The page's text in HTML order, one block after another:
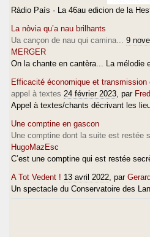
Ràdio País · La 46au edicion de la
La nòvia qu’a nau brilhants
Ua cançon de nau qui camina...
9
MERGER
On la chante en cantèra... La
Efficacité économique et
appel à textes 24 février 2023 , par
Appel à textes/chants décrivant les
Une comptine en gascon
Une comptine dont la suite est restée
HugoMazEsc
C’est une comptine qui est restée
A Tot Vedent ! 13 avril 2022 , par
Un spectacle du Conservatoire des